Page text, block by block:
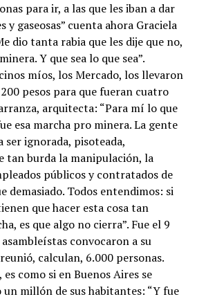
para ir, a las que les iban a dar
y gaseosas” cuenta ahora Graciela
dio tanta rabia que les dije que no,
Y que sea lo que sea”.
míos, los Mercado, los llevaron
pesos para que fueran cuatro
arquitecta: “Para mí lo que
esa marcha pro minera. La gente
ser ignorada, pisoteada,
tan burda la manipulación, la
públicos y contratados de
demasiado. Todos entendimos: si
que hacer esta cosa tan
es que algo no cierra”. Fue el 9
convocaron a su
calculan, 6.000 personas.
como si en Buenos Aires se
millón de sus habitantes: “Y fue